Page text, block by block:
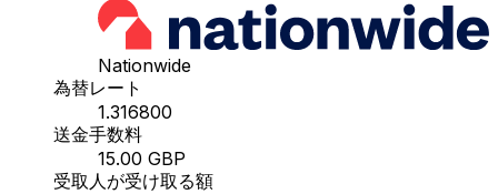
Nationwide
為替レート
1.316800
送金手数料
15.00 GBP
受取人が受け取る額